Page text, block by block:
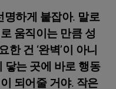
하게 붙잡아. 말로
움직이는 만큼 성
건 ‘완벽’이 아니
닿는 곳에 바로 행동
되어줄 거야. 작은